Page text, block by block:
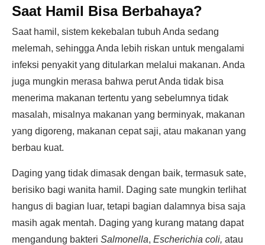
Saat Hamil Bisa Berbahaya?
Saat hamil, sistem kekebalan tubuh Anda sedang
melemah, sehingga Anda lebih riskan untuk mengalami
infeksi penyakit yang ditularkan melalui makanan. Anda
juga mungkin merasa bahwa perut Anda tidak bisa
menerima makanan tertentu yang sebelumnya tidak
masalah, misalnya makanan yang berminyak, makanan
yang digoreng, makanan cepat saji, atau makanan yang
berbau kuat.
Daging yang tidak dimasak dengan baik, termasuk sate,
berisiko bagi wanita hamil. Daging sate mungkin terlihat
hangus di bagian luar, tetapi bagian dalamnya bisa saja
masih agak mentah. Daging yang kurang matang dapat
mengandung bakteri Salmonella, Escherichia coli, atau